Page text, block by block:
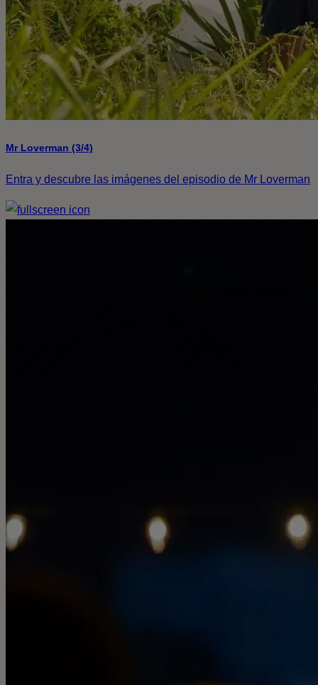
Mr Loverman (3/4)
Entra y descubre las imágenes del episodio de Mr Loverman